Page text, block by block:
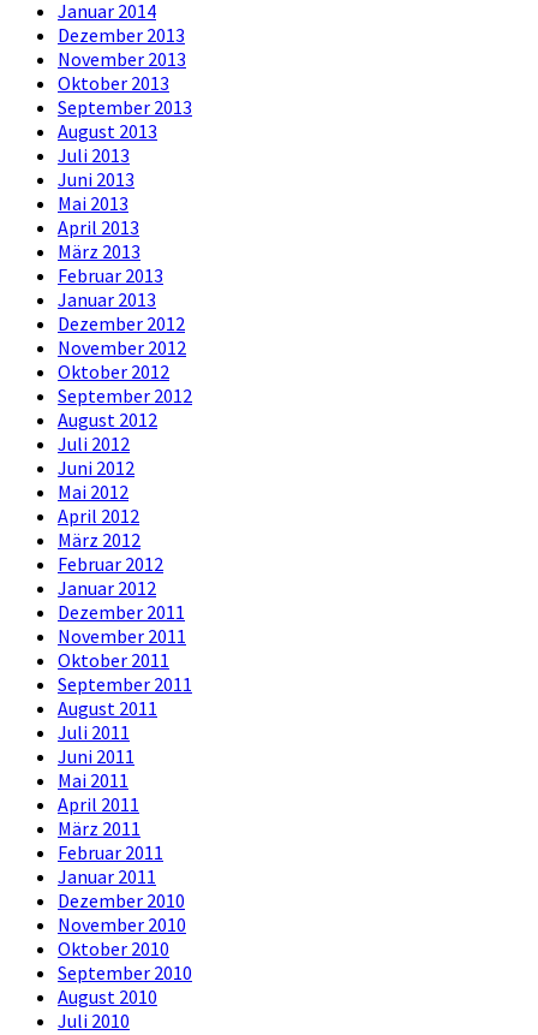
Januar 2014
Dezember 2013
November 2013
Oktober 2013
September 2013
August 2013
Juli 2013
Juni 2013
Mai 2013
April 2013
März 2013
Februar 2013
Januar 2013
Dezember 2012
November 2012
Oktober 2012
September 2012
August 2012
Juli 2012
Juni 2012
Mai 2012
April 2012
März 2012
Februar 2012
Januar 2012
Dezember 2011
November 2011
Oktober 2011
September 2011
August 2011
Juli 2011
Juni 2011
Mai 2011
April 2011
März 2011
Februar 2011
Januar 2011
Dezember 2010
November 2010
Oktober 2010
September 2010
August 2010
Juli 2010